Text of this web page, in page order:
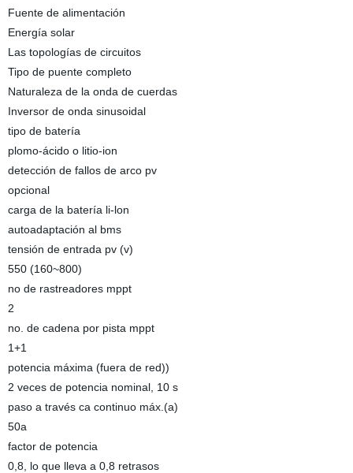
Fuente de alimentación
Energía solar
Las topologías de circuitos
Tipo de puente completo
Naturaleza de la onda de cuerdas
Inversor de onda sinusoidal
tipo de batería
plomo-ácido o litio-ion
detección de fallos de arco pv
opcional
carga de la batería li-lon
autoadaptación al bms
tensión de entrada pv (v)
550 (160~800)
no de rastreadores mppt
2
no. de cadena por pista mppt
1+1
potencia máxima (fuera de red))
2 veces de potencia nominal, 10 s
paso a través ca continuo máx.(a)
50a
factor de potencia
0,8, lo que lleva a 0,8 retrasos